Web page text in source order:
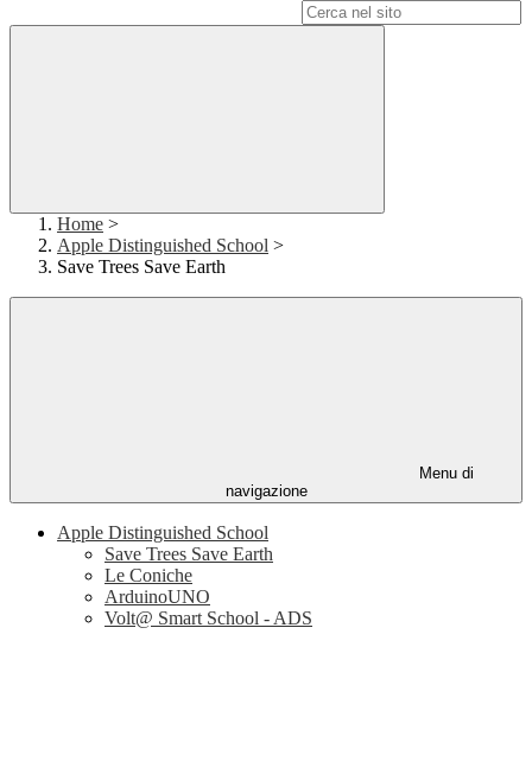
Home >
Apple Distinguished School >
Save Trees Save Earth
Menu di
navigazione
Apple Distinguished School
Save Trees Save Earth
Le Coniche
ArduinoUNO
Volt@ Smart School - ADS